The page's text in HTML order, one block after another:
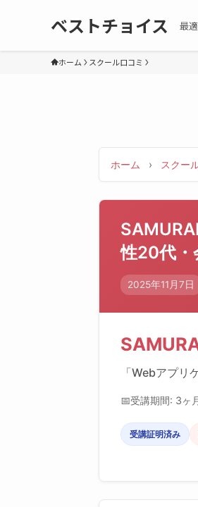
ベストチョイス 最
ホーム スクール口コミ
ホーム › スクー
性20代・
2025年11月7日
「Webアプリ
📅受講期間: 3ヶ
受講証明済み